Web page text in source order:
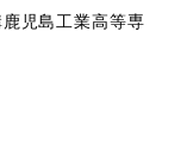
児島工業高等専